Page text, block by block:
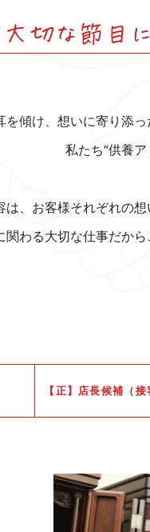
切な節目
傾け、想いに寄り添
私たち“供養ア
は、お客様それぞれの
関わる大切な仕事だか
【正】店長候補（接